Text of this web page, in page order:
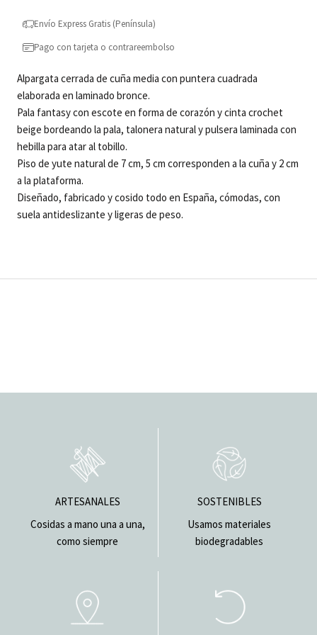
Envío Express Gratis (Península)
Pago con tarjeta o contrareembolso
Alpargata cerrada de cuña media con puntera cuadrada
elaborada en laminado bronce.
Pala fantasy con escote en forma de corazón y cinta crochet
beige bordeando la pala, talonera natural y pulsera laminada con
hebilla para atar al tobillo.
Piso de yute natural de 7 cm, 5 cm corresponden a la cuña y 2 cm
a la plataforma.
Diseñado, fabricado y cosido todo en España, cómodas, con
suela antideslizante y ligeras de peso.
ARTESANALES
Cosidas a mano una a una,
como siempre
SOSTENIBLES
Usamos materiales
biodegradables